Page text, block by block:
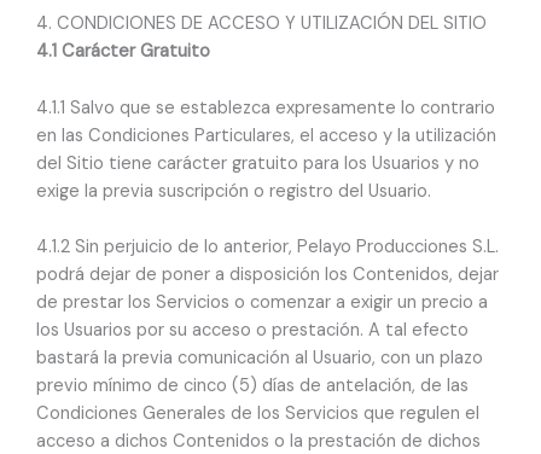
4. CONDICIONES DE ACCESO Y UTILIZACIÓN DEL SITIO
4.1 Carácter Gratuito
4.1.1 Salvo que se establezca expresamente lo contrario
en las Condiciones Particulares, el acceso y la utilización
del Sitio tiene carácter gratuito para los Usuarios y no
exige la previa suscripción o registro del Usuario.
4.1.2 Sin perjuicio de lo anterior, Pelayo Producciones S.L.
podrá dejar de poner a disposición los Contenidos, dejar
de prestar los Servicios o comenzar a exigir un precio a
los Usuarios por su acceso o prestación. A tal efecto
bastará la previa comunicación al Usuario, con un plazo
previo mínimo de cinco (5) días de antelación, de las
Condiciones Generales de los Servicios que regulen el
acceso a dichos Contenidos o la prestación de dichos